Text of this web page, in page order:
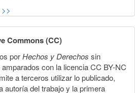
>>
Commons (CC)
porHechos y Derechos sin
con la licencia CC BY-NC
a terceros utilizar lo publicado,
autoría del trabajo y la primera